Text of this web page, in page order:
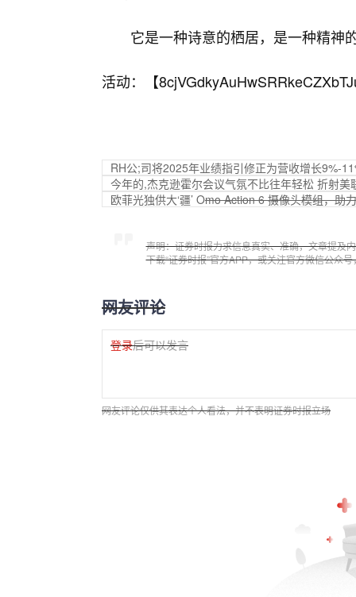
它是一种诗意的栖居，是一种精神
活动：【
RH公;司将2025年业绩指引修正为营收增长9%-
今年的,杰克逊霍尔会议气氛不比往年轻松 折射美
欧菲光独供大‘疆’ Omo Action 6 摄像头模组，助
声明：证券时报力求信息真实、准确，文章提及
下载“证券时报”官方APP，或关注官方微信公众
网友评论
登录后可以发言
网友评论仅供其表达个人看法，并不表明证券时报立场